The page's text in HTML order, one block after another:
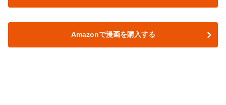
Amazonで漫画を購入する